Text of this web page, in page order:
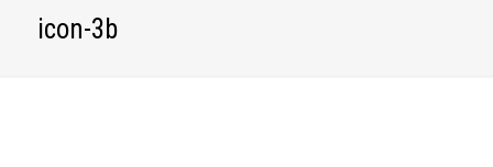
icon-3b